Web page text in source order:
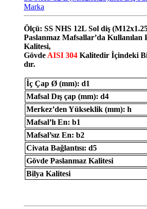
Marka
Ölçü: SS NHS 12L Sol diş
Paslanmaz Mafsallar’da Kullanılan
Kalitesi,
Gövde AISI 304 Kalitedir İçindeki
dır.
İç Çap Ø (mm): d1
Mafsal Dış çap (mm): d4
Merkez’den Yükseklik (mm): h
Mafsal’lı En: b1
Mafsal’sız En: b2
Civata Bağlantısı: d5
Gövde Paslanmaz Kalitesi
Bilya Kalitesi